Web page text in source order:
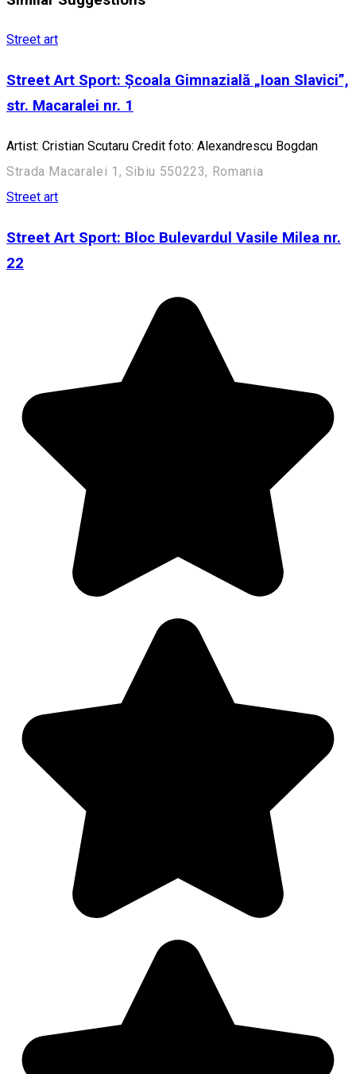
Street art
Street Art Sport: Școala Gimnazială „Ioan Slavici”,
str. Macaralei nr. 1
Artist: Cristian Scutaru Credit foto: Alexandrescu Bogdan
Strada Macaralei 1, Sibiu 550223, Romania
Street art
Street Art Sport: Bloc Bulevardul Vasile Milea nr.
22